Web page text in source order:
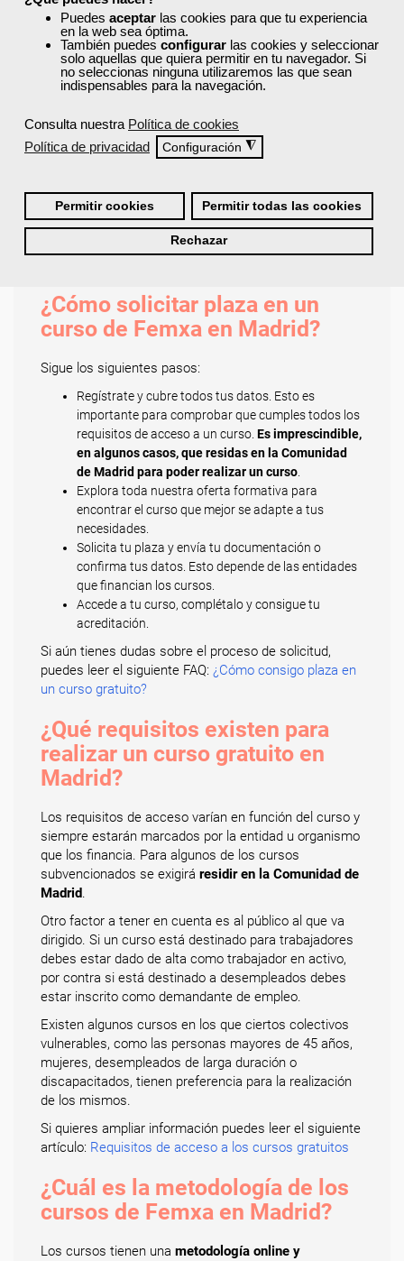
Puedes aceptar las cookies para que tu experiencia
en la web sea óptima.
También puedes configurar las cookies y seleccionar
solo aquellas que quiera permitir en tu navegador. Si
no seleccionas ninguna utilizaremos las que sean
indispensables para la navegación.
Consulta nuestra Política de cookies
Política de privacidad
Configuración ◮
Permitir cookies Permitir todas las cookies
Rechazar
administración y gestión, informática y programación,
comercio y marketing, educación y docencia,
hostelería y turismo, idiomas, sanidad, logística y
transporte, y prevención de riesgos laborales y
medioambiente.
Apoyo domiciliario y alimentación familiar
Dirección de equipos y coaching
Creación de blogs y redes sociales
Auditoría medioambiental
Gestión del marketing 2.0
¿Cómo solicitar plaza en un
curso de Femxa en Madrid?
Sigue los siguientes pasos:
Regístrate y cubre todos tus datos. Esto es
importante para comprobar que cumples todos los
requisitos de acceso a un curso. Es imprescindible,
en algunos casos, que residas en la Comunidad
de Madrid para poder realizar un curso
Explora toda nuestra oferta formativa para
encontrar el curso que mejor se adapte a tus
necesidades.
Solicita tu plaza y envía tu documentación o
confirma tus datos. Esto depende de las entidades
que financian los cursos.
Accede a tu curso, complétalo y consigue tu
acreditación.
Si aún tienes dudas sobre el proceso de solicitud,
puedes leer el siguiente FAQ: ¿Cómo consigo plaza en
un curso gratuito?
¿Qué requisitos existen para
realizar un curso gratuito en
Madrid?
Los requisitos de acceso varían en función del curso y
siempre estarán marcados por la entidad u organismo
que los financia. Para algunos de los cursos
subvencionados se exigirá residir en la Comunidad de
Madrid
Otro factor a tener en cuenta es al público al que va
dirigido. Si un curso está destinado para trabajadores
debes estar dado de alta como trabajador en activo,
por contra si está destinado a desempleados debes
estar inscrito como demandante de empleo.
Existen algunos cursos en los que ciertos colectivos
vulnerables, como las personas mayores de 45 años,
mujeres, desempleados de larga duración o
discapacitados, tienen preferencia para la realización
de los mismos.
Si quieres ampliar información puedes leer el siguiente
artículo: Requisitos de acceso a los cursos gratuitos
¿Cuál es la metodología de los
cursos de Femxa en Madrid?
Los cursos tienen una metodología online y